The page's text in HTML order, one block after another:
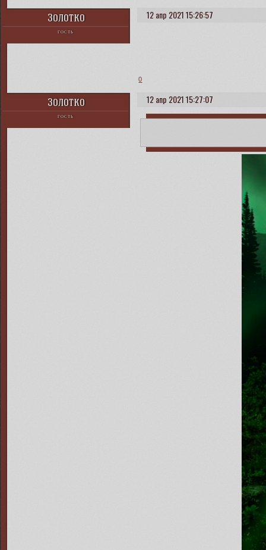
12 апр 2021 15:26:57
Золотко
ГОСТЬ
0
12 апр 2021 15:27:07
Золотко
ГОСТЬ